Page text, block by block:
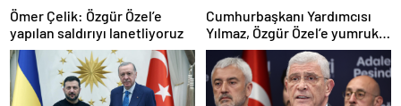
Ömer Çelik: Özgür Özel’e
yapılan saldırıyı lanetliyoruz
Cumhurbaşkanı Yardımcısı
Yılmaz, Özgür Özel’e yumruklu
saldırıyı kınadı